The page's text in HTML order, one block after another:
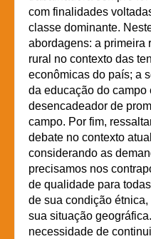
com finalidades
classe dominante.
abordagens: a primeira
rural no contexto das
econômicas do país; a
da educação do campo
desencadeador de
campo. Por fim,
debate no contexto
considerando as
precisamos nos
de qualidade para
de sua condição
sua situação
necessidade de